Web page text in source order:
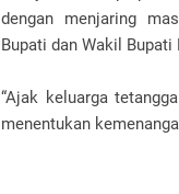
dengan menjaring
Bupati dan Wakil Bupati
“Ajak keluarga
menentukan